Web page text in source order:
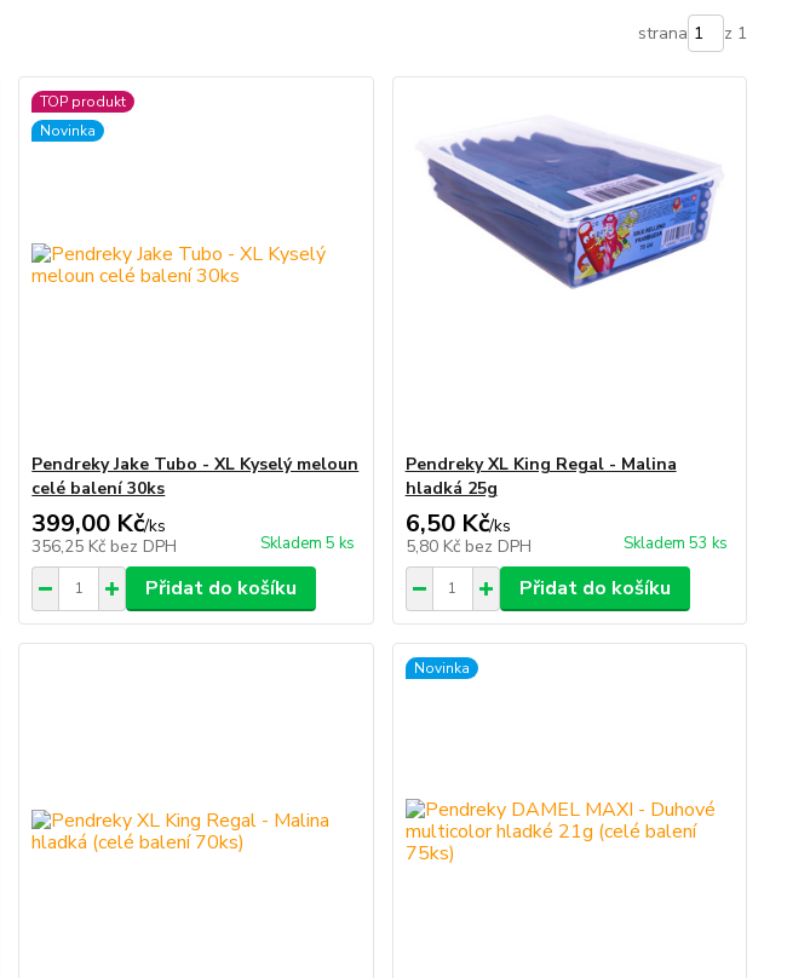
strana z 1
TOP produkt
Novinka
Pendreky Jake Tubo - XL Kyselý meloun
celé balení 30ks
399,00 Kč/ks
356,25 Kč bez DPH Skladem 5 ks
Přidat do košíku
Pendreky XL King Regal - Malina
hladká 25g
6,50 Kč/ks
5,80 Kč bez DPH Skladem 53 ks
Přidat do košíku
Novinka